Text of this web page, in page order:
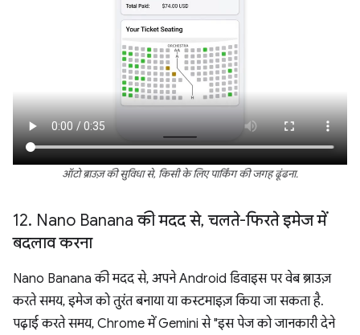
ऑटो ब्राउज़ की सुविधा से, किसी के लिए पार्किंग की जगह ढूंढना.
12. Nano Banana की मदद से, चलते-फिरते इमेज में
बदलाव करना
Nano Banana की मदद से, अपने Android डिवाइस पर वेब ब्राउज़
करते समय, इमेज को तुरंत बनाया या कस्टमाइज़ किया जा सकता है.
पढ़ाई करते समय, Chrome में Gemini से "इस पेज को जानकारी देने